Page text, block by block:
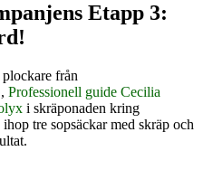
Etapp 3:
från
, Professionell guide Cecilia
i skräponaden kring
tre sopsäckar med skräp och